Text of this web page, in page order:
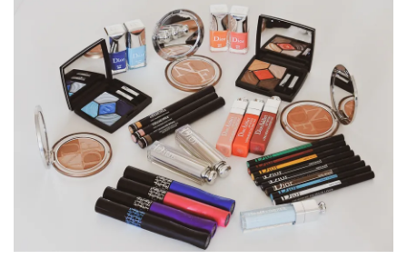
soie
et
cuir
au
discret